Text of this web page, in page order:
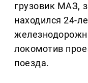
грузовик МАЗ,
находился 24-
локомотив
поезда.